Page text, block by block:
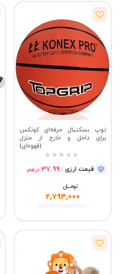
توپ بسکتبال حرفه‌ای کونکس
برای داخل و خارج از منزل
(قهوه‌ای)
قیمت ارزی : 37.99 درهم
تومــــــان
2,793,000